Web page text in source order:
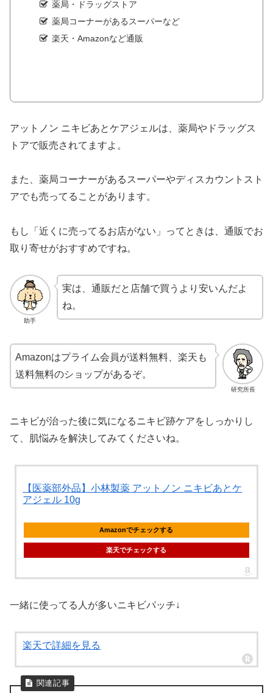
薬局・ドラッグストア
薬局コーナーがあるスーパーなど
楽天・Amazonなど通販
アットノン ニキビあとケアジェルは、薬局やドラッグス
トアで販売されてますよ。
また、薬局コーナーがあるスーパーやディスカウントスト
アでも売ってることがあります。
もし「近くに売ってるお店がない」ってときは、通販でお
取り寄せがおすすめですね。
助手
実は、通販だと店舗で買うより安いんだよ
ね。
研究所長
Amazonはプライム会員が送料無料、楽天も
送料無料のショップがあるぞ。
ニキビが治った後に気になるニキビ跡ケアをしっかりし
て、肌悩みを解決してみてくださいね。
【医薬部外品】小林製薬 アットノン ニキビあとケ
アジェル 10g
Amazonでチェックする
楽天でチェックする
一緒に使ってる人が多いニキビパッチ↓
楽天で詳細を見る